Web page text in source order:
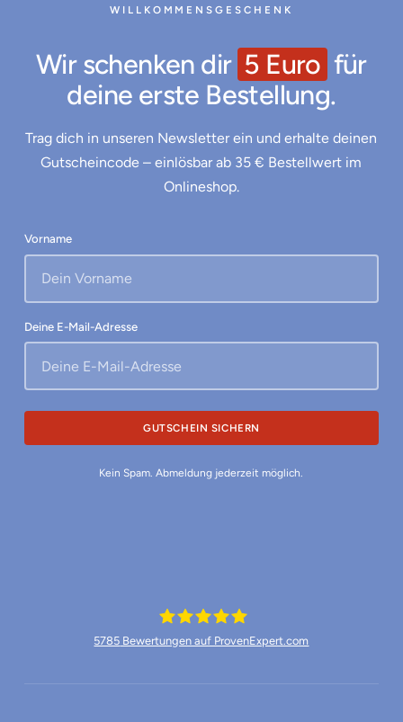
WILLKOMMENSGESCHENK
Wir schenken dir 5 Euro für
deine erste Bestellung.
Trag dich in unseren Newsletter ein und erhalte deinen
Gutscheincode – einlösbar ab 35 € Bestellwert im
Onlineshop.
Vorname
Deine E-Mail-Adresse
Kein Spam. Abmeldung jederzeit möglich.
5785 Bewertungen auf ProvenExpert.com